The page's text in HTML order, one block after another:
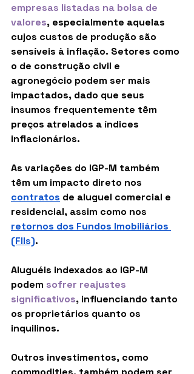
empresas listadas na bolsa de
valores, especialmente aquelas
cujos custos de produção são
sensíveis à inflação. Setores como
o de construção civil e
agronegócio podem ser mais
impactados, dado que seus
insumos frequentemente têm
preços atrelados a índices
inflacionários.
As variações do IGP-M também
têm um impacto direto nos
contratos de aluguel comercial e
residencial, assim como nos
retornos dos Fundos Imobiliários
(FIIs).
Aluguéis indexados ao IGP-M
podem sofrer reajustes
significativos, influenciando tanto
os proprietários quanto os
inquilinos.
Outros investimentos, como